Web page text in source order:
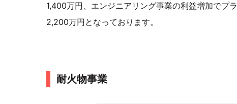
1,400万円、エンジニアリング事業の利益増加でプ
2,200万円となっております。
耐火物事業